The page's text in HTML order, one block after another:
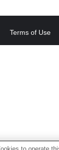
Terms of Use